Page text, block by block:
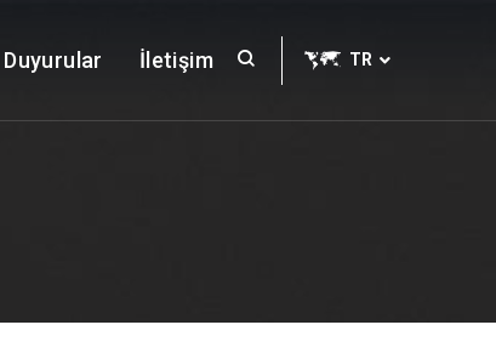
Duyurular İletişim TR